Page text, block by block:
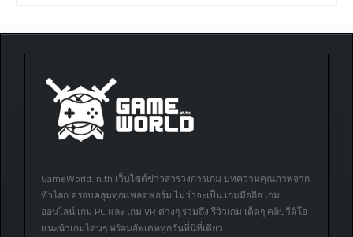
GameWorld.in.th เว็บไซต์ข่าวสารวงการเกม บทความคุณภาพจาก
ทั่วโลก ครอบคลุมทุกแพลตฟอร์ม ไม่ว่าจะเป็น เกมมือถือ เกม
ออนไลน์ เกม PC และ เกม VR ต่างๆ รวมถึง รีวิวเกม เด็ดๆ คลิปวีดิโอ
แนะนำเกมโดนๆ พร้อมอัพเดททุกวันที่นี่ที่เดียว